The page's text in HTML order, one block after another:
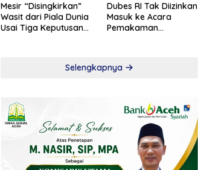
Mesir “Disingkirkan”
Wasit dari Piala Dunia
Usai Tiga Keputusan
Dubes RI Tak Diizinkan
Masuk ke Acara
Pemakaman
Selengkapnya